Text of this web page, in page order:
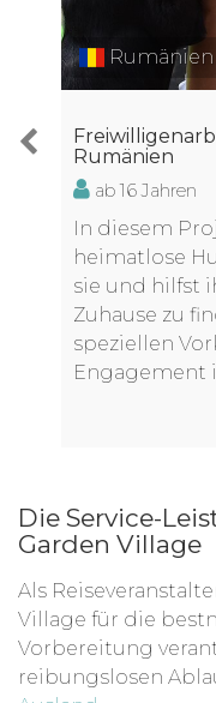
Rumänien
Rumänien
ab 16 Jahren
In diesem
heimatlose
sie und hilfst
Zuhause zu
speziellen
Engagement
Die Service-
Garden Village
Als
Village für die
Vorbereitung
reibungslosen